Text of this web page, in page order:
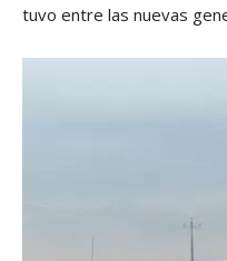
tuvo entre las nuevas